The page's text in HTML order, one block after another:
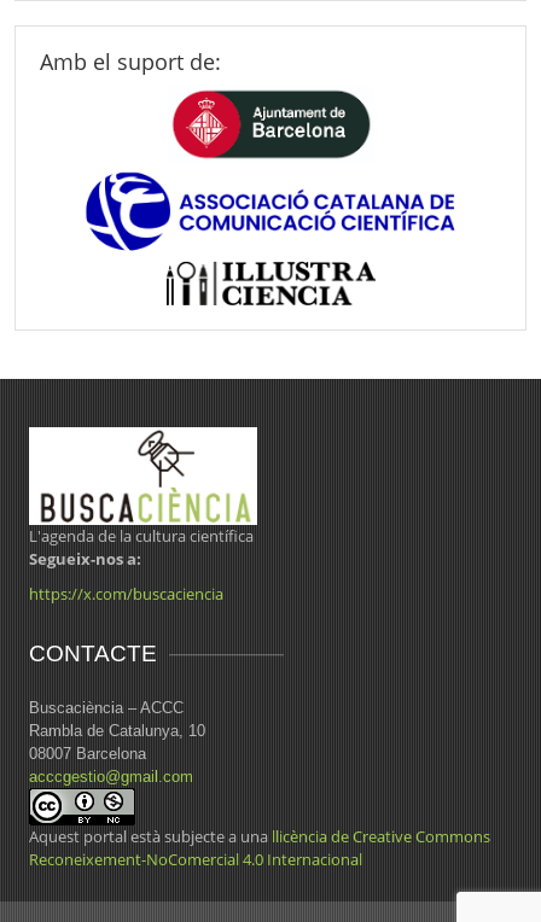
Amb el suport de:
L'agenda de la cultura científica
Segueix-nos a:
https://x.com/buscaciencia
CONTACTE
Buscaciència – ACCC
Rambla de Catalunya, 10
08007 Barcelona
acccgestio@gmail.com
Aquest portal està subjecte a una llicència de Creative Commons
Reconeixement-NoComercial 4.0 Internacional